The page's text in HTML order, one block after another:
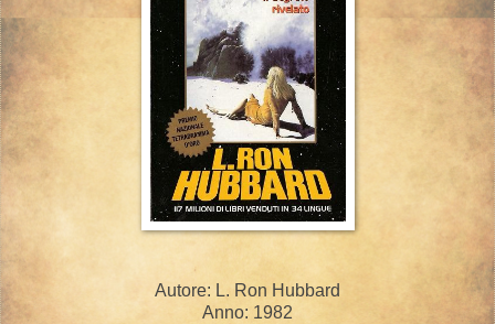
Autore: L. Ron Hubbard
Anno: 1982